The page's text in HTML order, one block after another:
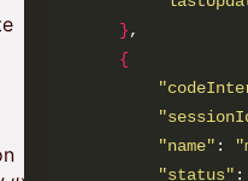
}
{
"name" :
"status" :